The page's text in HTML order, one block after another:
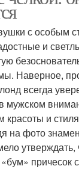
с особым
и
Наверное,
всегда
мужском
красоты и
на фото
утверждать,
причесок